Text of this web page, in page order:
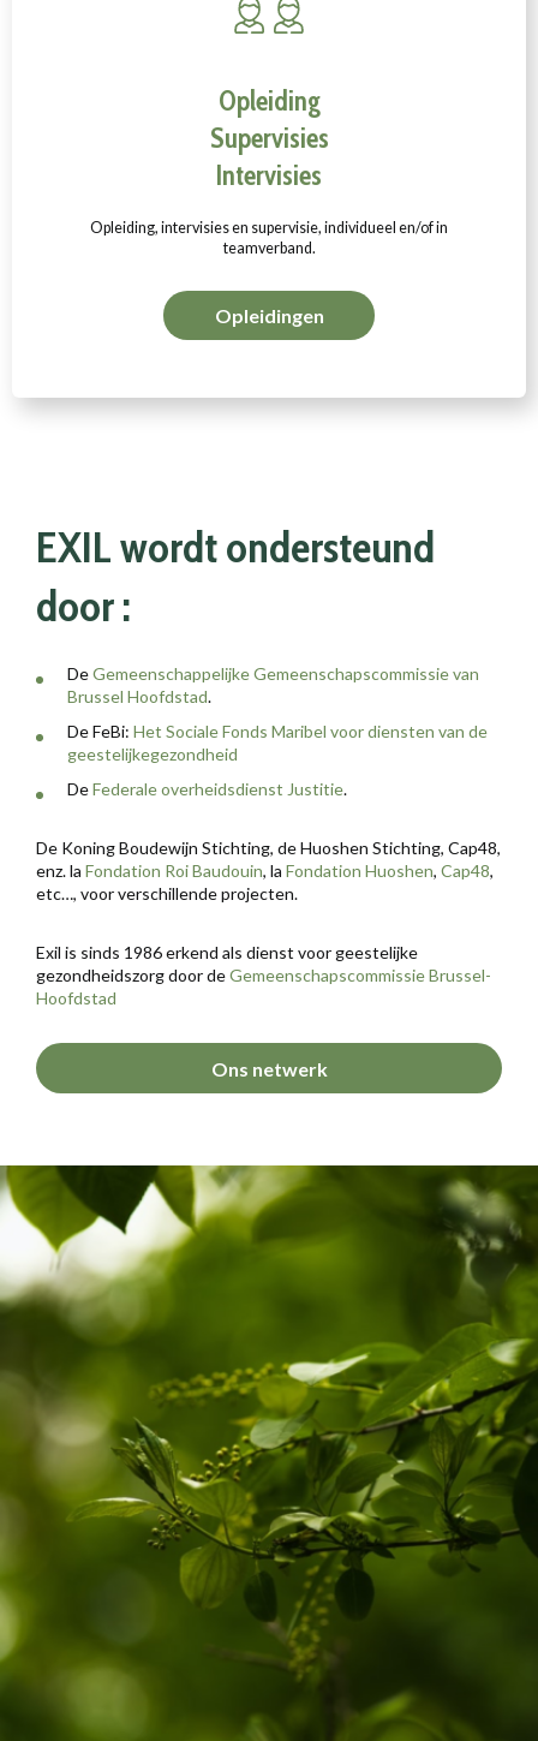
Opleiding
Supervisies
Intervisies
Opleiding, intervisies en supervisie, individueel en/of in
teamverband.
Opleidingen
EXIL wordt ondersteund
door :
DeGemeenschappelijke Gemeenschapscommissie van
Brussel Hoofdstad.
De FeBi: Het Sociale Fonds Maribel voor diensten van de
geestelijkegezondheid
DeFederale overheidsdienst Justitie.
De Koning Boudewijn Stichting, de Huoshen Stichting, Cap48,
enz. la Fondation Roi Baudouin, la Fondation Huoshen, Cap48,
etc…, voor verschillende projecten.
Exil is sinds 1986 erkend als dienst voor geestelijke
gezondheidszorg door deGemeenschapscommissie Brussel-
Hoofdstad
Ons netwerk